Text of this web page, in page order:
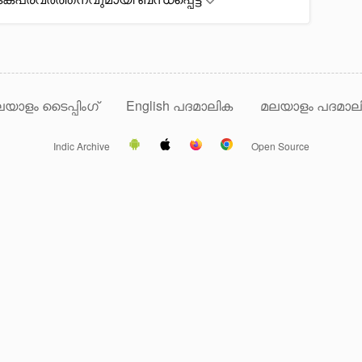
ടൈപ്പിംഗ് English പദമാലിക മലയാളം
Indic Archive Open Source